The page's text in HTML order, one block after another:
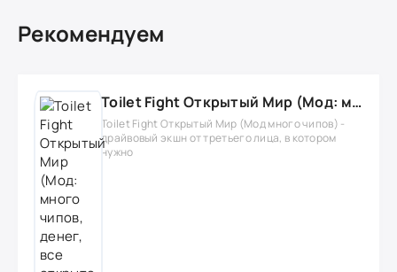
Рекомендуем
Toilet Fight Открытый Мир (Мод: много чипов, денег, все открыто, бессмертие, урон, 50+ читов)
Toilet Fight Открытый Мир (Мод много чипов) -
драйвовый экшн от третьего лица, в котором
нужно